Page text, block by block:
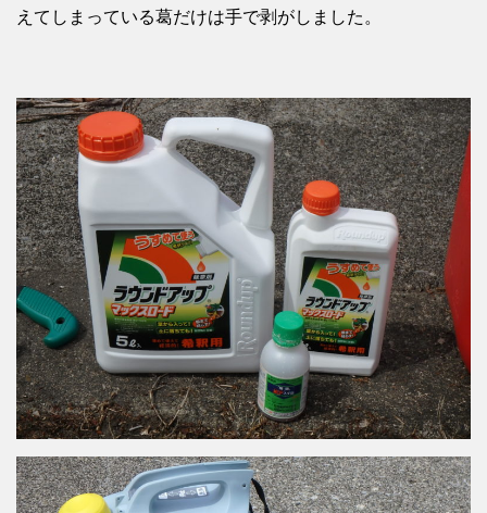
えてしまっている葛だけは手で剥がしました。